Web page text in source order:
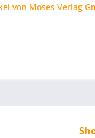
von Moses Verlag